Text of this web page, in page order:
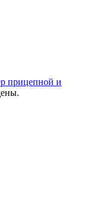
прицепной и